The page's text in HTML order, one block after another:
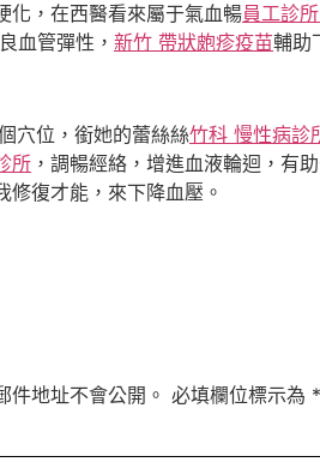
化，在西醫看來屬于氣血暢員工診
良血管彈性， 新竹 帶狀皰疹疫苗輔助
穴位，銜她的蕾絲絲竹科 慢性病診
所 ，調暢經絡，增進血液輪迴，有
修復才能，來下降血壓。
件地址不會公開。 必填欄位標示為 *